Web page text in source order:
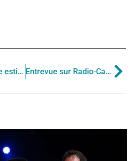
Une belle tournée estivale au Québec, au Royaume-Uni et en Europe! Entrevue sur Radio-Canada OHdio pour le nouvel album Voisinages